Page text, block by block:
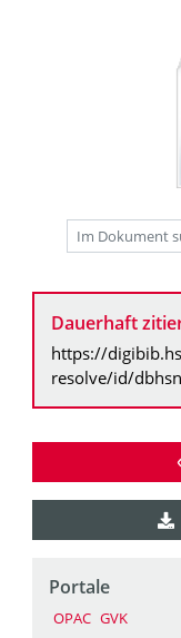
Dauerhaft
https://
resolve/id/
Portale
OPAC GVK